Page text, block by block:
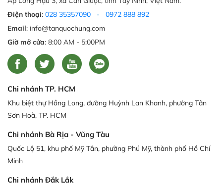
Điện thoại: 028 35357090 -
0972 888 892
Email: info@tanquochung.com
Giờ mở cửa: 8:00 AM - 5:00PM
Chi nhánh TP. HCM
Khu biệt thự Hồng Long, đường Huỳnh Lan Khanh, phường Tân
Sơn Hoà, TP. HCM
Chi nhánh Bà Rịa - Vũng Tàu
Quốc Lộ 51, khu phố Mỹ Tân, phường Phú Mỹ, thành phố Hồ Chí
Minh
Chi nhánh Đắk Lắk